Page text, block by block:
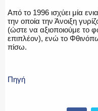
Από το 1996 ισχύει μία
την οποία την Άνοιξη
(ώστε να αξιοποιούμε το
επιπλέον), ενώ το
πίσω.
Πηγή